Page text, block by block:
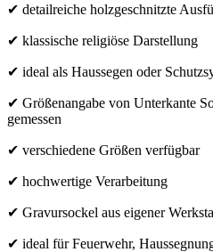
✔ detailreiche holzgeschnitzte
✔ klassische religiöse Darstellung
✔ ideal als Haussegen oder
✔ Größenangabe von Unterkante
gemessen
✔ verschiedene Größen verfügbar
✔ hochwertige Verarbeitung
✔ Gravursockel aus eigener
✔ ideal für Feuerwehr,